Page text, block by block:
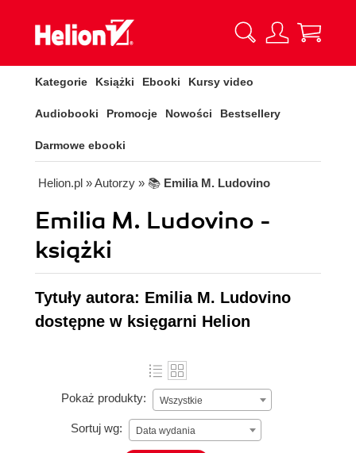
Kategorie Książki Ebooki Kursy video
Audiobooki Promocje Nowości Bestsellery
Darmowe ebooki
Helion.pl » Autorzy » 📚 Emilia M. Ludovino
Emilia M. Ludovino -
książki
Tytuły autora: Emilia M. Ludovino
dostępne w księgarni Helion
Pokaż produkty: Wszystkie
Sortuj wg: Data wydania